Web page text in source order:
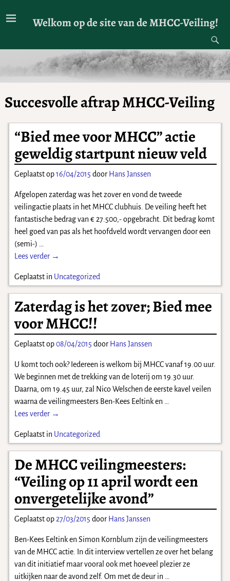
Welkom op de site van de MHCC-Veiling!
Succesvolle aftrap MHCC-Veiling
“Bied mee voor MHCC” actie
geweldig startpunt nieuw veld
Geplaatst op16/04/2015 door Hans Janssen
Afgelopen zaterdag was het zover en vond de tweede
veilingactie plaats in het MHCC clubhuis. De veiling heeft het
fantastische bedrag van € 27.500,- opgebracht. Dit bedrag komt
heel goed van pas als het hoofdveld wordt vervangen door een
(semi-)
Lees verder →
Geplaatst in Uncategorized
Zaterdag is het zover; Bied mee
voor MHCC!!
Geplaatst op08/04/2015 door Hans Janssen
U komt toch ook? Iedereen is welkom bij MHCC vanaf 19.00 uur.
We beginnen met de trekking van de loterij om 19.30 uur.
Daarna, om 19.45 uur, zal Nico Welschen de eerste kavel veilen
waarna de veilingmeesters Ben-Kees Eeltink en
Lees verder →
Geplaatst in Uncategorized
De MHCC veilingmeesters:
“Veiling op 11 april wordt een
onvergetelijke avond”
Geplaatst op 27/03/2015 door Hans Janssen
Ben-Kees Eeltink en Simon Kornblum zijn de veilingmeesters
van de MHCC actie. In dit interview vertellen ze over het belang
van dit initiatief maar vooral ook met hoeveel plezier ze
uitkijken naar de avond zelf. Om met de deur in